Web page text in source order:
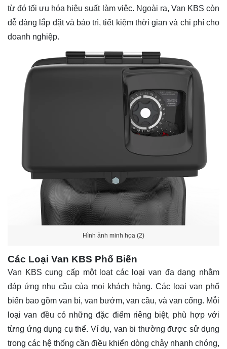
từ đó tối ưu hóa hiệu suất làm việc. Ngoài ra, Van KBS còn
dễ dàng lắp đặt và bảo trì, tiết kiệm thời gian và chi phí cho
doanh nghiệp.
Hình ảnh minh họa (2)
Các Loại Van KBS Phổ Biến
Van KBS cung cấp một loạt các loại van đa dạng nhằm
đáp ứng nhu cầu của mọi khách hàng. Các loại van phổ
biến bao gồm van bi, van bướm, van cầu, và van cổng. Mỗi
loại van đều có những đặc điểm riêng biệt, phù hợp với
từng ứng dụng cụ thể. Ví dụ, van bi thường được sử dụng
trong các hệ thống cần điều khiển dòng chảy nhanh chóng,